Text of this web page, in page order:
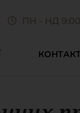
ПН - НД 9:00